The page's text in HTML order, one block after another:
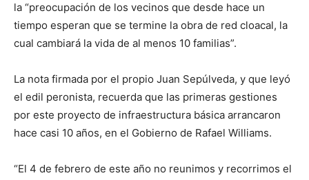
la “preocupación de los vecinos que desde hace un
tiempo esperan que se termine la obra de red cloacal, la
cual cambiará la vida de al menos 10 familias”.
La nota firmada por el propio Juan Sepúlveda, y que leyó
el edil peronista, recuerda que las primeras gestiones
por este proyecto de infraestructura básica arrancaron
hace casi 10 años, en el Gobierno de Rafael Williams.
“El 4 de febrero de este año no reunimos y recorrimos el